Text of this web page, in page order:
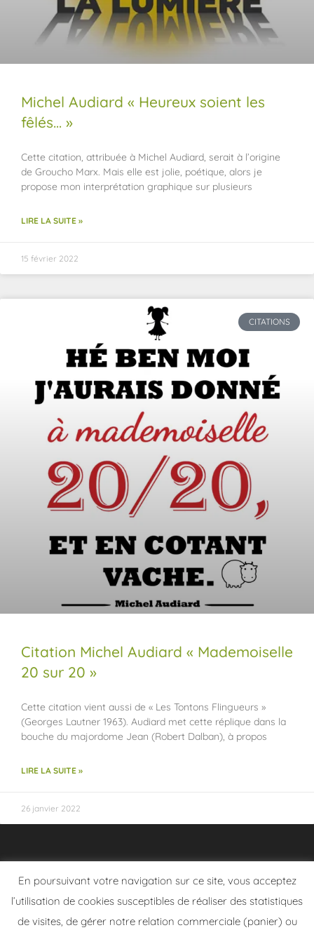
Michel Audiard « Heureux soient les
fêlés… »
Cette citation, attribuée à Michel Audiard, serait à l’origine
de Groucho Marx. Mais elle est jolie, poétique, alors je
propose mon interprétation graphique sur plusieurs
LIRE LA SUITE »
15 février 2022
CITATIONS
Citation Michel Audiard « Mademoiselle
20 sur 20 »
Cette citation vient aussi de « Les Tontons Flingueurs »
(Georges Lautner 1963). Audiard met cette réplique dans la
bouche du majordome Jean (Robert Dalban), à propos
LIRE LA SUITE »
26 janvier 2022
En poursuivant votre navigation sur ce site, vous acceptez
l’utilisation de cookies susceptibles de réaliser des statistiques
de visites, de gérer notre relation commerciale (panier) ou